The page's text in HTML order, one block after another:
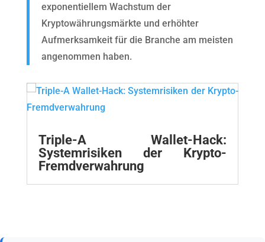
exponentiellem Wachstum der
Kryptowährungsmärkte und erhöhter
Aufmerksamkeit für die Branche am meisten
angenommen haben.
Triple-A Wallet-Hack:
Systemrisiken der Krypto-
Fremdverwahrung